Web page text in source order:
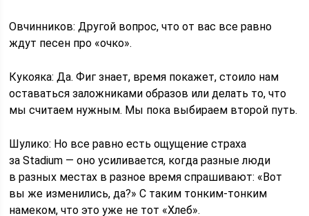
Овчинников: Другой вопрос, что от вас все равно
ждут песен про «очко».
Кукояка: Да. Фиг знает, время покажет, стоило нам
оставаться заложниками образов или делать то, что
мы считаем нужным. Мы пока выбираем второй путь.
Шулико: Но все равно есть ощущение страха
за Stadium — оно усиливается, когда разные люди
в разных местах в разное время спрашивают: «Вот
вы же изменились, да?» С таким тонким-тонким
намеком, что это уже не тот «Хлеб».